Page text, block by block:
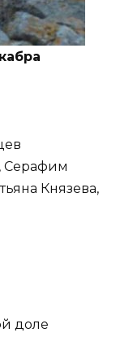
Серафим
Князева,
доле